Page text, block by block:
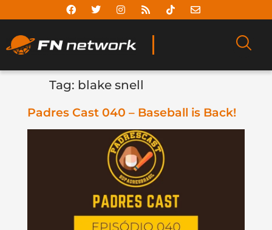
Tag: blake snell
Padres Cast 040 – Baseball is Back!